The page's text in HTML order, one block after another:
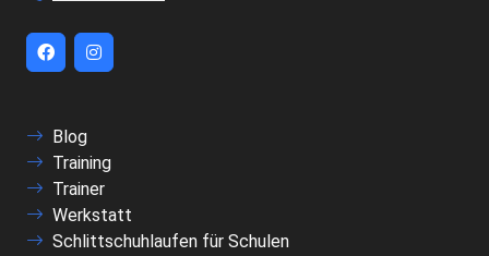
Blog
Training
Trainer
Werkstatt
Schlittschuhlaufen für Schulen